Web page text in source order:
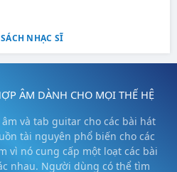
NHẠC SĨ
ÂM DÀNH CHO MỌI THẾ HỆ
và tab guitar cho các bài hát
tài nguyên phổ biến cho các
vì nó cung cấp một loạt các bài
nhau. Người dùng có thể tìm